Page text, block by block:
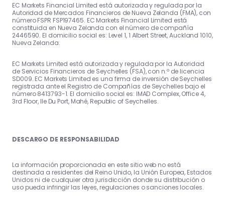
EC Markets Financial Limited está autorizada y regulada por la
Autoridad de Mercados Financieros de Nueva Zelanda (FMA), con
número FSPR FSP197465. EC Markets Financial Limited está
constituida en Nueva Zelanda con el número de compañía
2446590. El domicilio social es: Level 1, 1 Albert Street, Auckland 1010,
Nueva Zelanda.
EC Markets Limited está autorizada y regulada por la Autoridad
de Servicios Financieros de Seychelles (FSA), con n.º de licencia
SD009. EC Markets Limited es una firma de inversión de Seychelles
registrada ante el Registro de Compañías de Seychelles bajo el
número 8413793-1. El domicilio social es: IMAD Complex, Office 4,
3rd Floor, Ile Du Port, Mahé, Republic of Seychelles.
DESCARGO DE RESPONSABILIDAD
La información proporcionada en este sitio web no está
destinada a residentes del Reino Unido, la Unión Europea, Estados
Unidos ni de cualquier otra jurisdicción donde su distribución o
uso pueda infringir las leyes, regulaciones o sanciones locales.